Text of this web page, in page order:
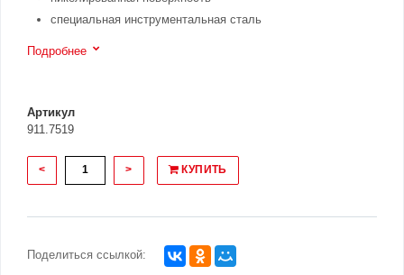
специальная инструментальная сталь
Подробнее
Артикул
911.7519
< > КУПИТЬ
Поделиться ссылкой: